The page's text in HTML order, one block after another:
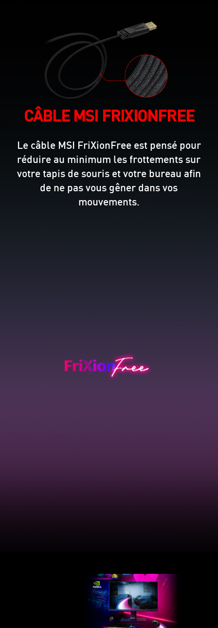
CÂBLE MSI FRIXIONFREE
Le câble MSI FriXionFree est pensé pour
réduire au minimum les frottements sur
votre tapis de souris et votre bureau afin
de ne pas vous gêner dans vos
mouvements.